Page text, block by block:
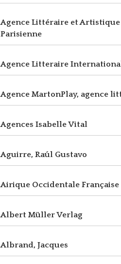
Agence Littéraire et Artistique
Parisienne
Agence Litteraire
Agence MartonPlay, agence
Agences Isabelle Vital
Aguirre, Raúl Gustavo
Airique Occidentale Française
Albert Müller Verlag
Albrand, Jacques